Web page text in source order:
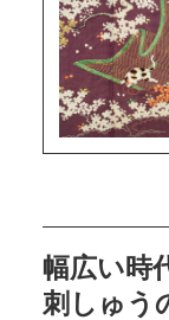
幅広い時
刺しゅう